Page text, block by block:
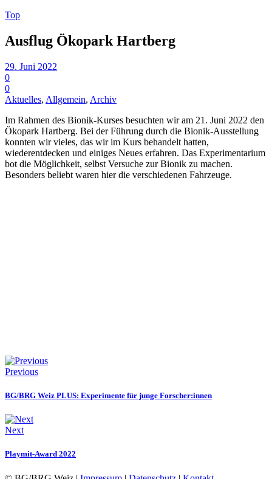
Top
Ausflug Ökopark Hartberg
29. Juni 2022
0
0
Aktuelles, Allgemein, Archiv
Im Rahmen des Bionik-Kurses besuchten wir am 21. Juni 2022 den
Ökopark Hartberg. Bei der Führung durch die Bionik-Ausstellung
konnten wir vieles, das wir im Kurs behandelt hatten,
wiederentdecken und einiges Neues erfahren. Das Experimentarium
bot die Möglichkeit, selbst Versuche zur Bionik zu machen.
Besonders beliebt waren hier die verschiedenen Fahrzeuge.
Previous
BG/BRG Weiz PLUS: Experimente für junge Forscher:innen
Next
Playmit-Award 2022